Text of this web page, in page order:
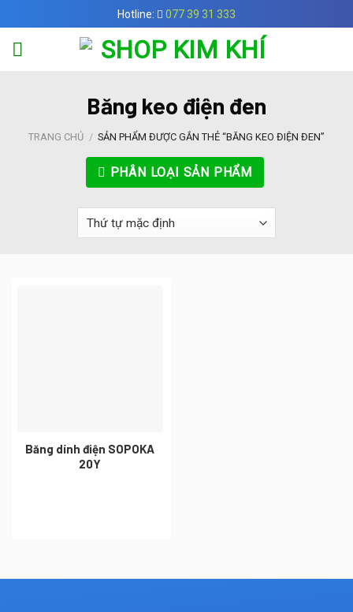
to
content
Hotline: 077 39 31 333
Băng keo điện đen
TRANG CHỦ / SẢN PHẨM ĐƯỢC GẮN THẺ “BĂNG KEO ĐIỆN ĐEN”
PHÂN LOẠI SẢN PHẨM
Băng dính điện SOPOKA
20Y